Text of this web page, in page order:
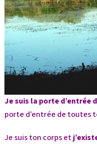
Je suis la porte d’entrée
porte d’entrée de toutes
Je suis ton corps et